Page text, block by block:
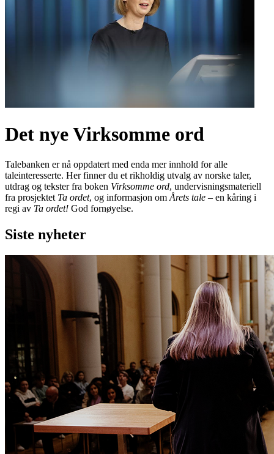
Det nye Virksomme ord
Talebanken er nå oppdatert med enda mer innhold for alle
taleinteresserte. Her finner du et rikholdig utvalg av norske taler,
utdrag og tekster fra boken Virksomme ord, undervisningsmateriell
fra prosjektet Ta ordet, og informasjon om Årets tale – en kåring i
regi av Ta ordet! God fornøyelse.
Siste nyheter